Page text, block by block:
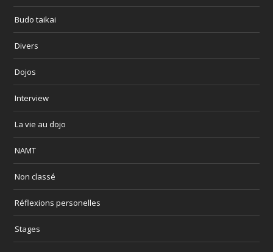
Budo taikai
Divers
Dojos
Interview
La vie au dojo
NAMT
Non classé
Réflexions personelles
Stages